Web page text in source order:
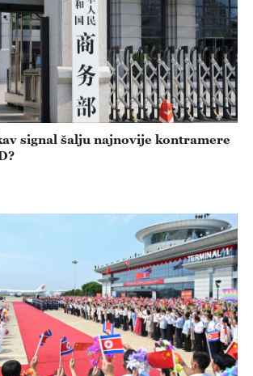
signal šalju najnovije kontramere